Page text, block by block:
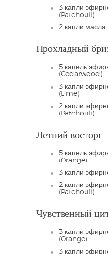
3 капли
(Patchouli)
2 капли масла
Прохладный
5 капель
(Cedarwood)
3 капли
(Lime)
2 капли
(Patchouli)
Летний восторг
5 капель
(Orange)
3 капли
2 капли
(Patchouli)
Чувственный
3 капли
(Orange)
3 капли